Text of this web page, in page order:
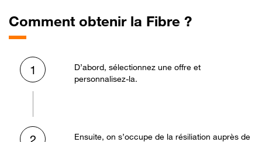
Comment obtenir la Fibre ?
1
D’abord, sélectionnez une offre et
personnalisez-la.
Ensuite, on s’occupe de la résiliation auprès de